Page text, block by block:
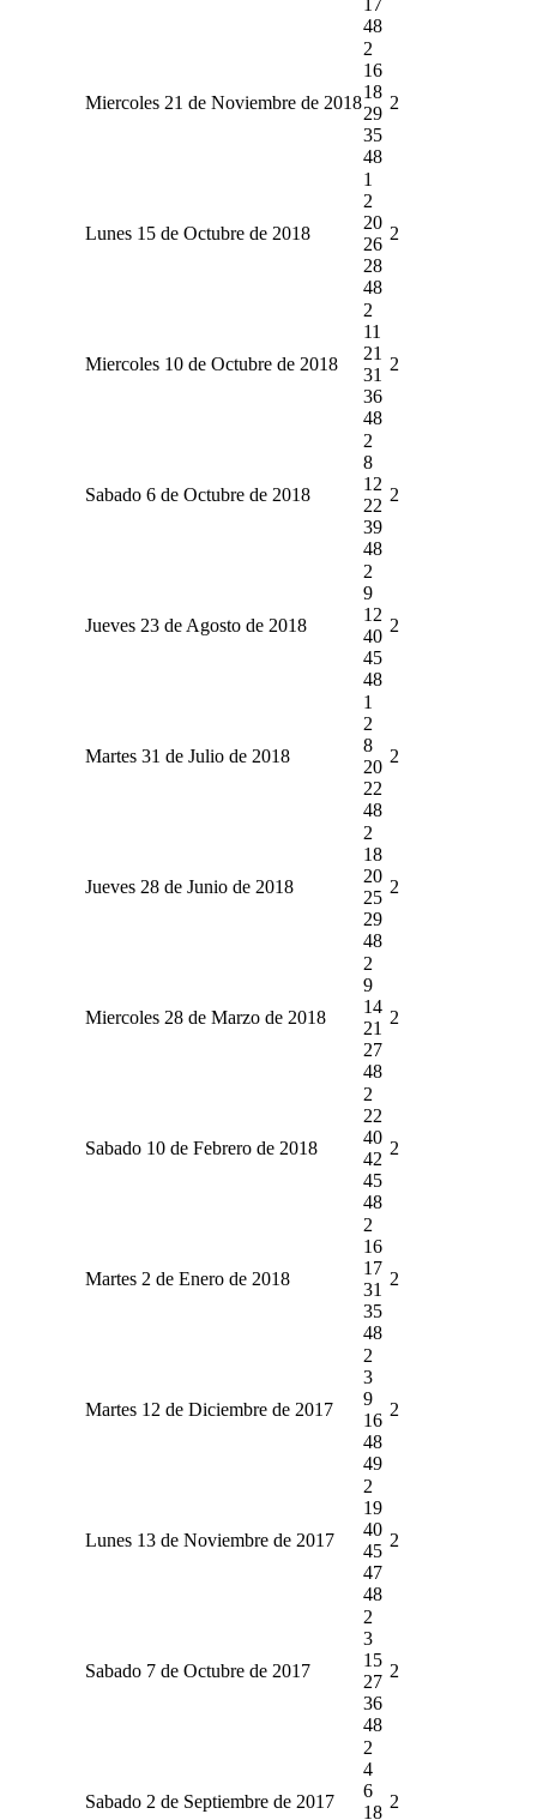
48
Miercoles 21 de Noviembre de 2018
2
16
18
29
35
48
2
Lunes 15 de Octubre de 2018
1
2
20
26
28
48
2
Miercoles 10 de Octubre de 2018
2
11
21
31
36
48
2
Sabado 6 de Octubre de 2018
2
8
12
22
39
48
2
Jueves 23 de Agosto de 2018
2
9
12
40
45
48
2
Martes 31 de Julio de 2018
1
2
8
20
22
48
2
Jueves 28 de Junio de 2018
2
18
20
25
29
48
2
Miercoles 28 de Marzo de 2018
2
9
14
21
27
48
2
Sabado 10 de Febrero de 2018
2
22
40
42
45
48
2
Martes 2 de Enero de 2018
2
16
17
31
35
48
2
Martes 12 de Diciembre de 2017
2
3
9
16
48
49
2
Lunes 13 de Noviembre de 2017
2
19
40
45
47
48
2
Sabado 7 de Octubre de 2017
2
3
15
27
36
48
2
Sabado 2 de Septiembre de 2017
2
4
6
18
2